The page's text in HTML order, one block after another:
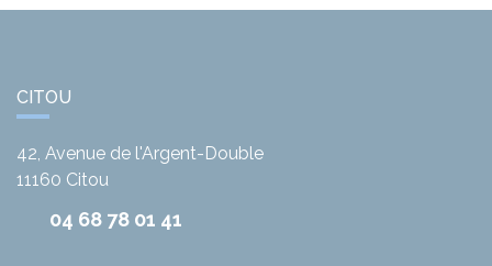
CITOU
42, Avenue de l'Argent-Double
11160 Citou
04 68 78 01 41